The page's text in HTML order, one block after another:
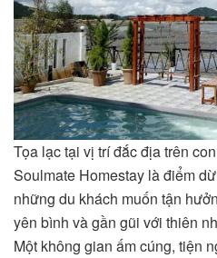
Tọa lạc tại vị trí đắc địa trên
Soulmate Homestay là điểm
những du khách muốn tận
yên bình và gần gũi với thiên
Một không gian ấm cúng, tiện